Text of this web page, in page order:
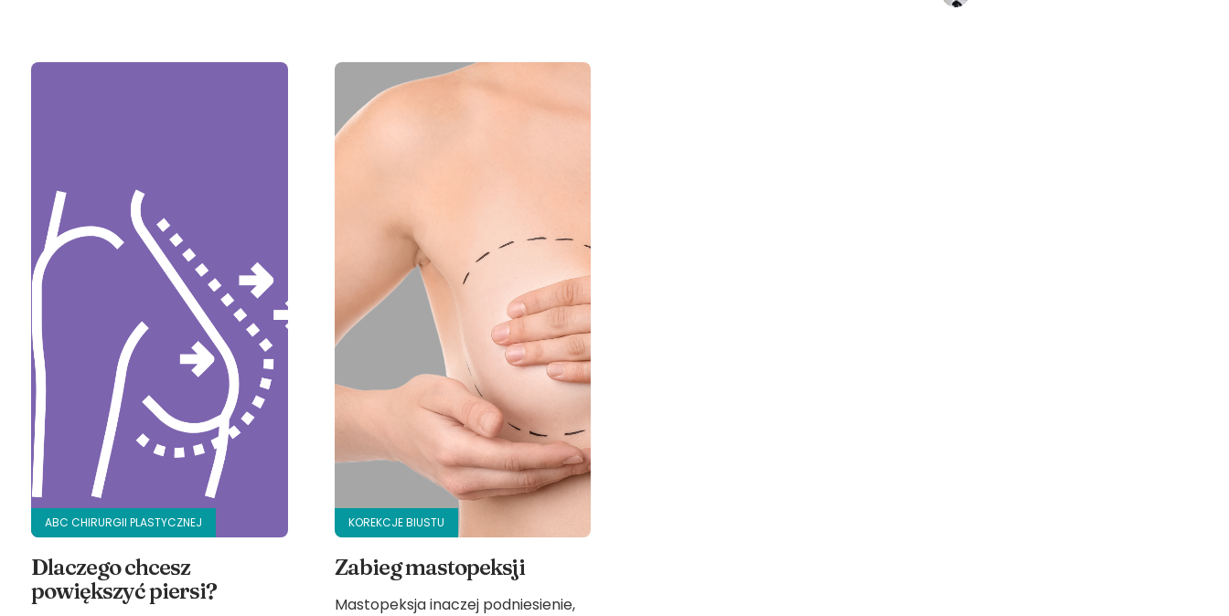
ABC CHIRURGII PLASTYCZNEJ
Dlaczego chcesz
powiększyć piersi?
KOREKCJE BIUSTU
Zabieg mastopeksji
Mastopeksja inaczej podniesienie,